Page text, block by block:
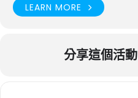
LEARN MORE
分享這個活動